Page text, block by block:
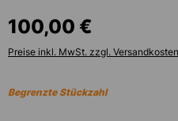
100,00 €
Preise inkl. MwSt. zzgl. Versandkosten
Begrenzte Stückzahl